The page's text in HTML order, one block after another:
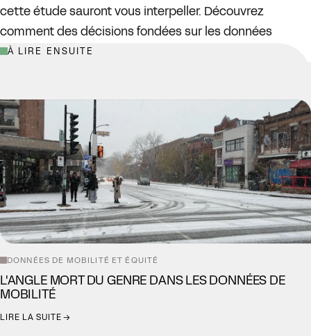
cette étude sauront vous interpeller. Découvrez
comment des décisions fondées sur les données
contribuent à façonner l'avenir de la mobilité urbaine.
À LIRE ENSUITE
DONNÉES DE MOBILITÉ ET ÉQUITÉ
L'ANGLE MORT DU GENRE DANS LES DONNÉES DE
MOBILITÉ
LIRE LA SUITE →